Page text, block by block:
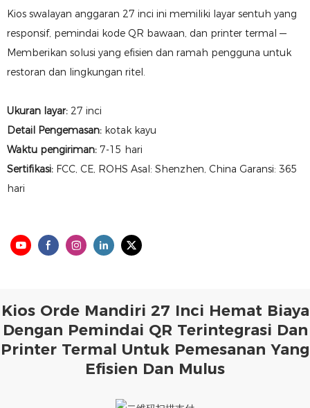
Kios swalayan anggaran 27 inci ini memiliki layar sentuh yang
responsif, pemindai kode QR bawaan, dan printer termal —
Memberikan solusi yang efisien dan ramah pengguna untuk
restoran dan lingkungan ritel.
Ukuran layar: 27 inci
Detail Pengemasan: kotak kayu
Waktu pengiriman: 7-15 hari
Sertifikasi: FCC, CE, ROHS Asal: Shenzhen, China Garansi: 365
hari
Kios Orde Mandiri 27 Inci Hemat Biaya
Dengan Pemindai QR Terintegrasi Dan
Printer Termal Untuk Pemesanan Yang
Efisien Dan Mulus